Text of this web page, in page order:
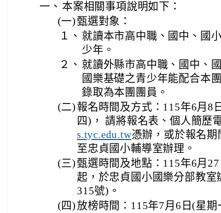
一、 本案相關事項說明如下：
(一) 甄選對象：
１、 就讀本市高中職、國中、國
少年。
２、 就讀外縣市高中職、國中、
國樂基礎之青少年能配合本
錄取為本團團員。
(二) 報名時間及方式：115年6月8
四)， 請將報名表、個人簡歷
s.tyc.edu.tw憑辦，或於報名
至忠貞國小輔導室辦理。
(三) 甄選時間及地點：115年6月
起，於忠貞國小國樂分部教
315號)。
(四) 放榜時間：115年7月6日(星